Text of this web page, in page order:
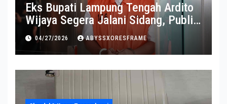
Eks Bupati Lampung Tengah Ardito
Wijaya Segera Jalani Sidang, Publik
Soroti Perkembangannya
04/27/2026 ABYSSXORESFRAME